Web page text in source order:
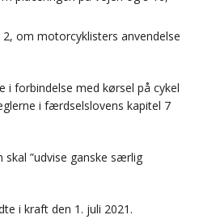
om motorcyklisters anvendelse
i forbindelse med kørsel på cykel
i færdselslovens kapitel 7
”udvise ganske særlig
i kraft den 1. juli 2021.